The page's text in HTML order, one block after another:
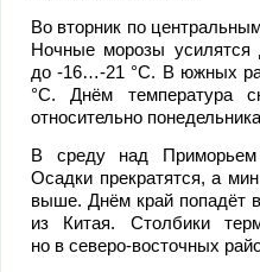
Во вторник по
Ночные морозы
до -16…-21 °C. В южных
°C. Днём температура
относительно
В среду над Приморьем
Осадки прекратятся, а
выше. Днём край попадёт
из Китая. Столбики
но в северо-восточных